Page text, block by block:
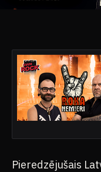
Pieredzējušais